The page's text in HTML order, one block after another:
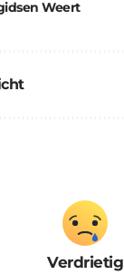
Weert
Verdrietig